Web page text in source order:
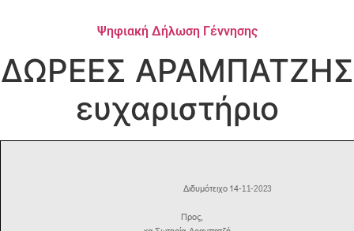
Ψηφιακή Δήλωση Γέννησης
ΔΩΡΕΕΣ ΑΡΑΜΠΑΤΖΗΣ
ευχαριστήριο